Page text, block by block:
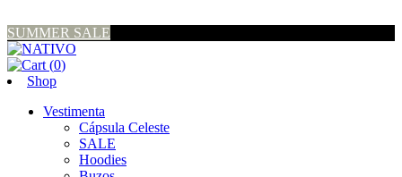
SUMMER SALE
(0)
Shop
Vestimenta
Cápsula Celeste
SALE
Hoodies